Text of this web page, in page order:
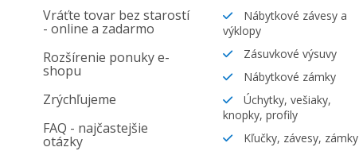
Vráťte tovar bez starostí
- online a zadarmo
Rozšírenie ponuky e-
shopu
Zrýchľujeme
FAQ - najčastejšie
otázky
Nábytkové závesy a
výklopy
Zásuvkové výsuvy
Nábytkové zámky
Úchytky, vešiaky,
knopky, profily
Kľučky, závesy, zámky